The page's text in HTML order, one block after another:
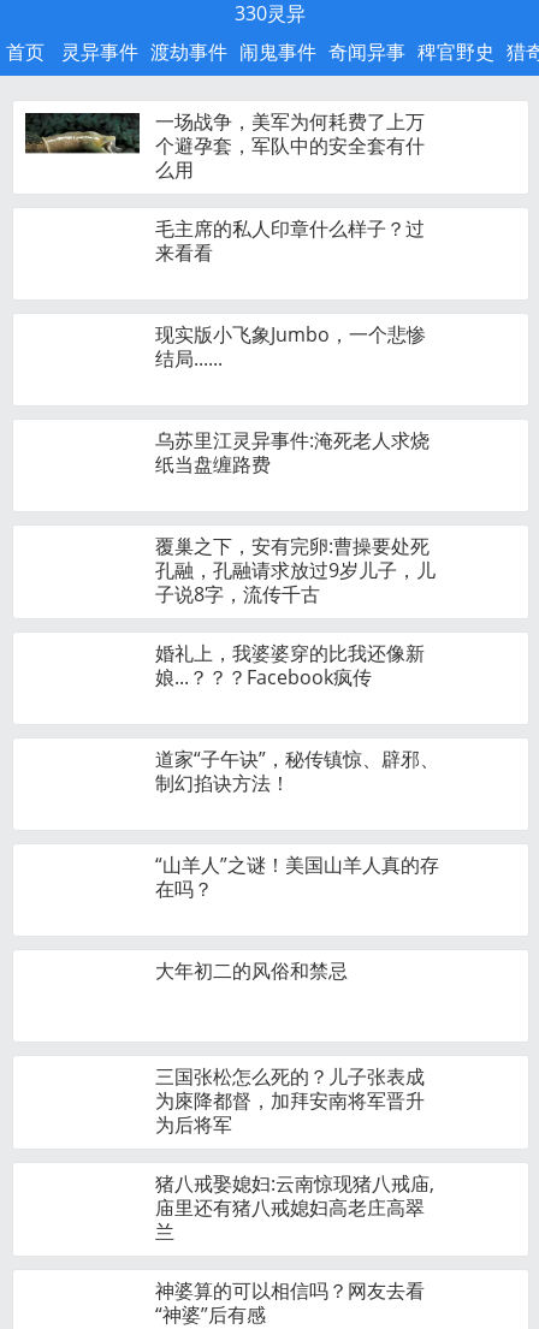
330灵异
首页
灵异事件 渡劫事件 闹鬼事件 奇闻异事 稗官野史 猎
一场战争，美军为何耗费了上万
个避孕套，军队中的安全套有什
么用
毛主席的私人印章什么样子？过
来看看
现实版小飞象Jumbo，一个悲惨
结局......
乌苏里江灵异事件:淹死老人求烧
纸当盘缠路费
覆巢之下，安有完卵:曹操要处死
孔融，孔融请求放过9岁儿子，儿
子说8字，流传千古
婚礼上，我婆婆穿的比我还像新
娘...？？？Facebook疯传
道家“子午诀”，秘传镇惊、辟邪、
制幻掐诀方法！
“山羊人”之谜！美国山羊人真的存
在吗？
大年初二的风俗和禁忌
三国张松怎么死的？儿子张表成
为庲降都督，加拜安南将军晋升
为后将军
猪八戒娶媳妇:云南惊现猪八戒庙,
庙里还有猪八戒媳妇高老庄高翠
兰
神婆算的可以相信吗？网友去看
“神婆”后有感